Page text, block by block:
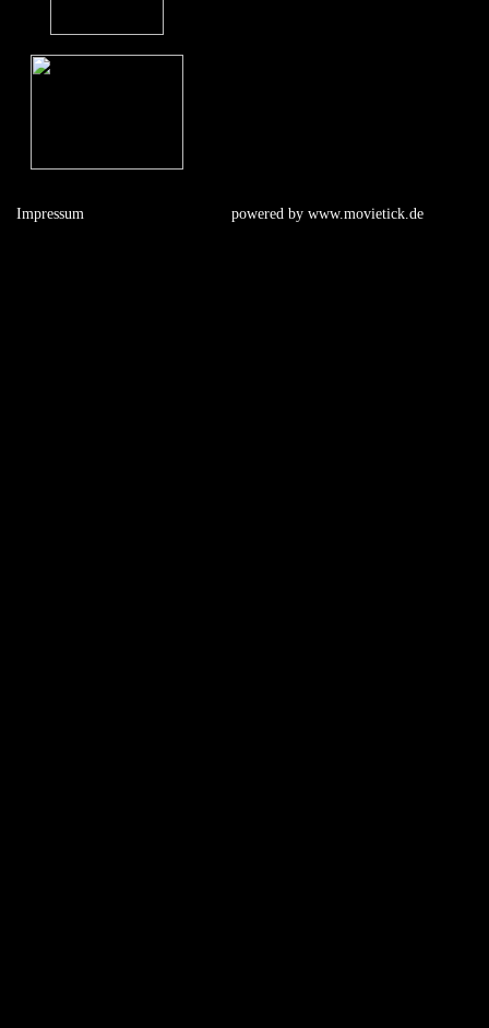
Impressum powered by www.movietick.de